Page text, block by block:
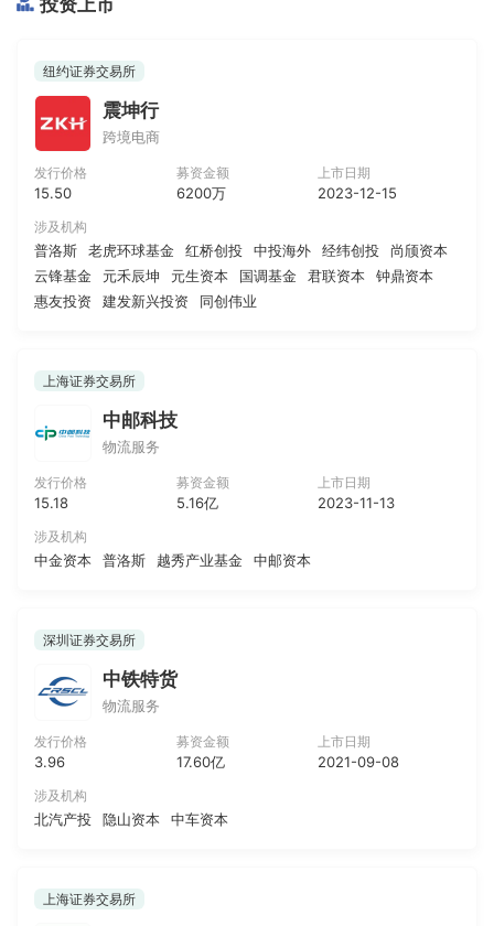
投资上市
纽约证券交易所
震坤行
跨境电商
发行价格
15.50
募资金额
6200万
上市日期
2023-12-15
涉及机构
普洛斯 老虎环球基金 红桥创投 中投海外 经纬创投
尚颀资本
云锋基金
元禾辰坤 元生资本 国调基金 君联资本
钟鼎资本
惠友投资
建发新兴投资 同创伟业
上海证券交易所
中邮科技
物流服务
发行价格
15.18
募资金额
5.16亿
上市日期
2023-11-13
涉及机构
中金资本 普洛斯 越秀产业基金 中邮资本
深圳证券交易所
中铁特货
物流服务
发行价格
3.96
募资金额
17.60亿
上市日期
2021-09-08
涉及机构
北汽产投 隐山资本 中车资本
上海证券交易所